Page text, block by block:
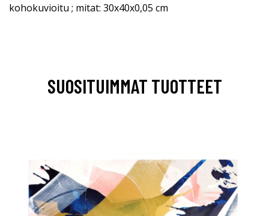
kohokuvioitu ; mitat: 30x40x0,05 cm
SUOSITUIMMAT TUOTTEET